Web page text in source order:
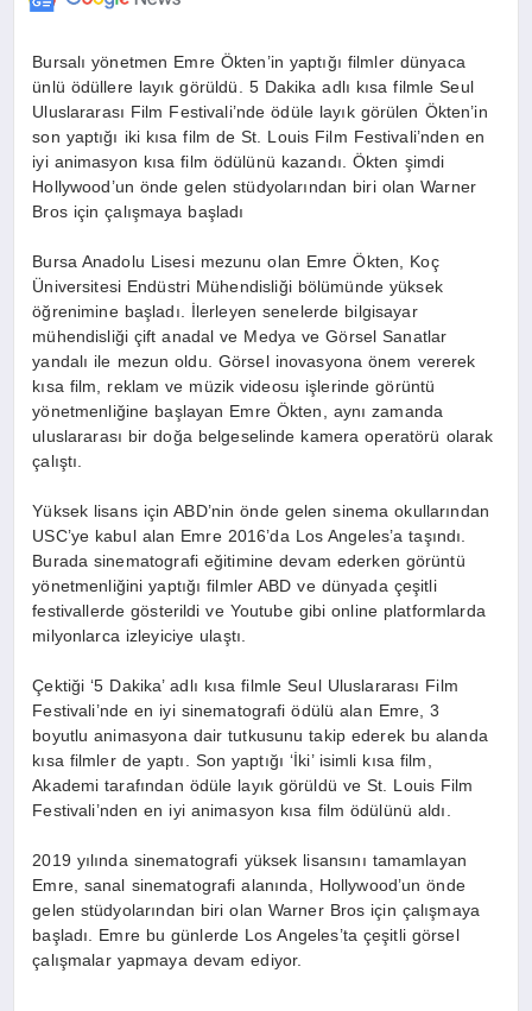
Bursalı yönetmen Emre Ökten’in yaptığı filmler dünyaca
ünlü ödüllere layık görüldü. 5 Dakika adlı kısa filmle Seul
Uluslararası Film Festivali’nde ödüle layık görülen Ökten’in
son yaptığı iki kısa film de St. Louis Film Festivali’nden en
iyi animasyon kısa film ödülünü kazandı. Ökten şimdi
Hollywood’un önde gelen stüdyolarından biri olan Warner
Bros için çalışmaya başladı
Bursa Anadolu Lisesi mezunu olan Emre Ökten, Koç
Üniversitesi Endüstri Mühendisliği bölümünde yüksek
öğrenimine başladı. İlerleyen senelerde bilgisayar
mühendisliği çift anadal ve Medya ve Görsel Sanatlar
yandalı ile mezun oldu. Görsel inovasyona önem vererek
kısa film, reklam ve müzik videosu işlerinde görüntü
yönetmenliğine başlayan Emre Ökten, aynı zamanda
uluslararası bir doğa belgeselinde kamera operatörü olarak
çalıştı.
Yüksek lisans için ABD’nin önde gelen sinema okullarından
USC’ye kabul alan Emre 2016’da Los Angeles’a taşındı.
Burada sinematografi eğitimine devam ederken görüntü
yönetmenliğini yaptığı filmler ABD ve dünyada çeşitli
festivallerde gösterildi ve Youtube gibi online platformlarda
milyonlarca izleyiciye ulaştı.
Çektiği ‘5 Dakika’ adlı kısa filmle Seul Uluslararası Film
Festivali’nde en iyi sinematografi ödülü alan Emre, 3
boyutlu animasyona dair tutkusunu takip ederek bu alanda
kısa filmler de yaptı. Son yaptığı ‘İki’ isimli kısa film,
Akademi tarafından ödüle layık görüldü ve St. Louis Film
Festivali’nden en iyi animasyon kısa film ödülünü aldı.
2019 yılında sinematografi yüksek lisansını tamamlayan
Emre, sanal sinematografi alanında, Hollywood’un önde
gelen stüdyolarından biri olan Warner Bros için çalışmaya
başladı. Emre bu günlerde Los Angeles’ta çeşitli görsel
çalışmalar yapmaya devam ediyor.